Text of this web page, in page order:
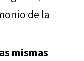
de la
mismas